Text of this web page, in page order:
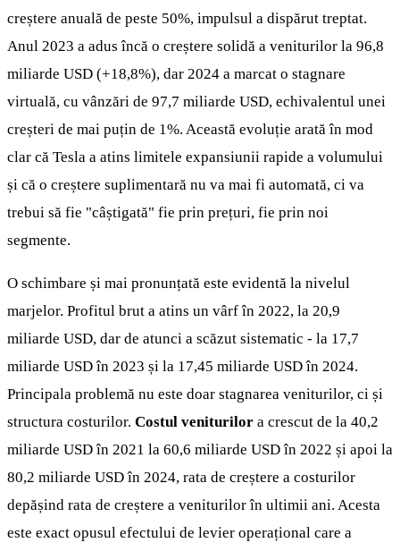
creștere anuală de peste 50%, impulsul a dispărut treptat.
Anul 2023 a adus încă o creștere solidă a veniturilor la 96,8
miliarde USD (+18,8%), dar 2024 a marcat o stagnare
virtuală, cu vânzări de 97,7 miliarde USD, echivalentul unei
creșteri de mai puțin de 1%. Această evoluție arată în mod
clar că Tesla a atins limitele expansiunii rapide a volumului
și că o creștere suplimentară nu va mai fi automată, ci va
trebui să fie "câștigată" fie prin prețuri, fie prin noi
segmente.
O schimbare și mai pronunțată este evidentă la nivelul
marjelor. Profitul brut a atins un vârf în 2022, la 20,9
miliarde USD, dar de atunci a scăzut sistematic - la 17,7
miliarde USD în 2023 și la 17,45 miliarde USD în 2024.
Principala problemă nu este doar stagnarea veniturilor, ci și
structura costurilor. Costul veniturilor a crescut de la 40,2
miliarde USD în 2021 la 60,6 miliarde USD în 2022 și apoi la
80,2 miliarde USD în 2024, rata de creștere a costurilor
depășind rata de creștere a veniturilor în ultimii ani. Acesta
este exact opusul efectului de levier operațional care a